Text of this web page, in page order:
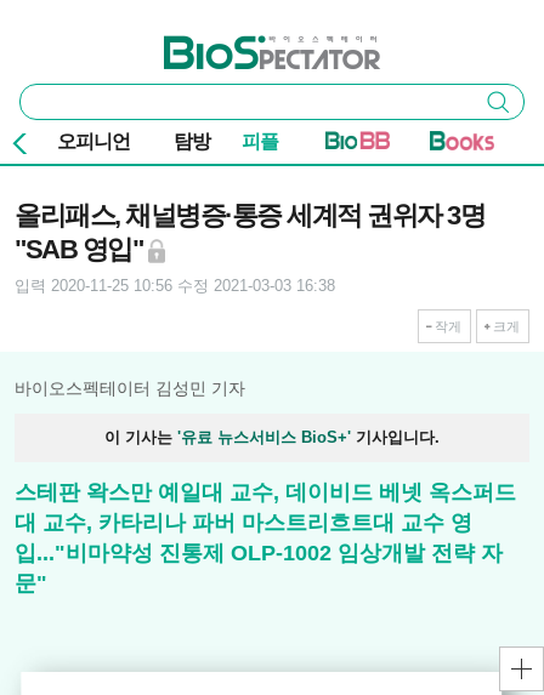
바이오스펙테이터
통
합
검
색
검색
오피니언 탐방 피플
올리패스, 채널병증·통증 세계적 권위자 3명
"SAB 영입"
입력 2020-11-25 10:56 수정 2021-03-03 16:38
작게 크게
바이오스펙테이터 김성민 기자
이 기사는 '유료 뉴스서비스 BioS+' 기사입니다.
스테판 왁스만 예일대 교수, 데이비드 베넷 옥스퍼드
대 교수, 카타리나 파버 마스트리흐트대 교수 영
입..."비마약성 진통제 OLP-1002 임상개발 전략 자
문"